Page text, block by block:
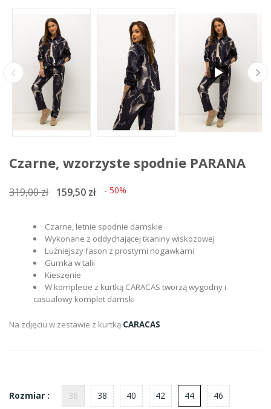
Czarne, wzorzyste spodnie PARANA
319,00 zł 159,50 zł - 50%
Czarne, letnie spodnie damskie
Wykonane z oddychającej tkaniny wiskozowej
Luźniejszy fason z prostymi nogawkami
Gumka w talii
Kieszenie
W komplecie z kurtką CARACAS tworzą wygodny i
casualowy komplet damski
Na zdjęciu w zestawie z kurtką CARACAS
Rozmiar : 36 38 40 42 44 46